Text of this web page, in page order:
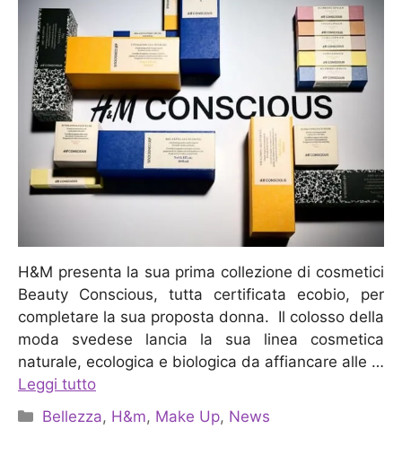
H&M presenta la sua prima collezione di cosmetici
Beauty Conscious, tutta certificata ecobio, per
completare la sua proposta donna. Il colosso della
moda svedese lancia la sua linea cosmetica
naturale, ecologica e biologica da affiancare alle …
Leggi tutto
Categorie
Bellezza, H&m, Make Up, News